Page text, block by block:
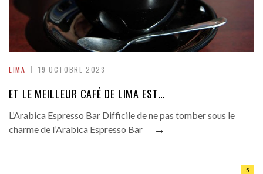
LIMA 19 OCTOBRE 2023
ET LE MEILLEUR CAFÉ DE LIMA EST…
L’Arabica Espresso Bar Difficile de ne pas tomber sous le
charme de l’Arabica Espresso Bar
→
5